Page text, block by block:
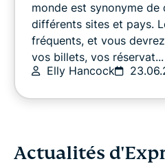
monde est synonyme de
différents sites et pays.
fréquents, et vous
vos billets, vos réservat...
Elly Hancock
Actualités